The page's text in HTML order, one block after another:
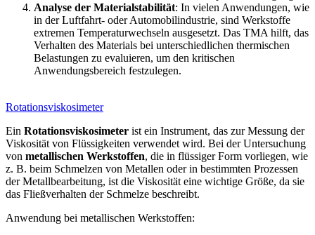
Analyse der Materialstabilität: In vielen Anwendungen, wie
in der Luftfahrt- oder Automobilindustrie, sind Werkstoffe
extremen Temperaturwechseln ausgesetzt. Das TMA hilft, das
Verhalten des Materials bei unterschiedlichen thermischen
Belastungen zu evaluieren, um den kritischen
Anwendungsbereich festzulegen.
Rotationsviskosimeter
Ein Rotationsviskosimeter ist ein Instrument, das zur Messung der
Viskosität von Flüssigkeiten verwendet wird. Bei der Untersuchung
von metallischen Werkstoffen, die in flüssiger Form vorliegen, wie
z. B. beim Schmelzen von Metallen oder in bestimmten Prozessen
der Metallbearbeitung, ist die Viskosität eine wichtige Größe, da sie
das Fließverhalten der Schmelze beschreibt.
Anwendung bei metallischen Werkstoffen: